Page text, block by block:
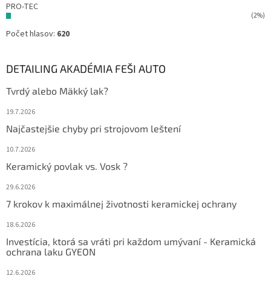
PRO-TEC
(2%)
Počet hlasov: 620
DETAILING AKADÉMIA FEŠI AUTO
Tvrdý alebo Mäkký lak?
19.7.2026
Najčastejšie chyby pri strojovom leštení
10.7.2026
Keramický povlak vs. Vosk ?
29.6.2026
7 krokov k maximálnej životnosti keramickej ochrany
18.6.2026
Investícia, ktorá sa vráti pri každom umývaní - Keramická
ochrana laku GYEON
12.6.2026